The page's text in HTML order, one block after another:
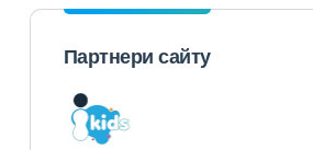
Партнери сайту